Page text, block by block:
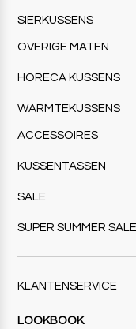
SIERKUSSENS
OVERIGE MATEN
HORECA KUSSENS
WARMTEKUSSENS
ACCESSOIRES
KUSSENTASSEN
SALE
SUPER SUMMER SALE
KLANTENSERVICE
LOOKBOOK